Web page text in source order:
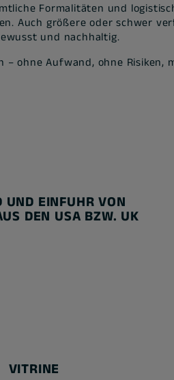
Formalitäten und
Auch größere oder schwer
und nachhaltig.
ohne Aufwand, ohne
UND EINFUHR VON
DEN USA BZW. UK
VITRINE